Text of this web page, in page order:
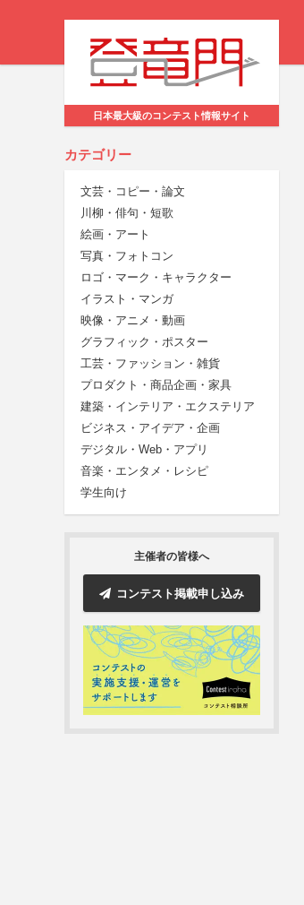
日本最大級のコンテスト情報サイト
カテゴリー
文芸・コピー・論文
川柳・俳句・短歌
絵画・アート
写真・フォトコン
ロゴ・マーク・キャラクター
イラスト・マンガ
映像・アニメ・動画
グラフィック・ポスター
工芸・ファッション・雑貨
プロダクト・商品企画・家具
建築・インテリア・エクステリア
ビジネス・アイデア・企画
デジタル・Web・アプリ
音楽・エンタメ・レシピ
学生向け
主催者の皆様へ
コンテスト掲載申し込み